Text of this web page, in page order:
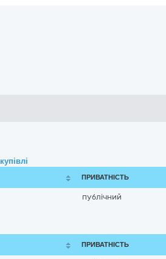
ПРИВАТНІСТЬ
публічний
ПРИВАТНІСТЬ